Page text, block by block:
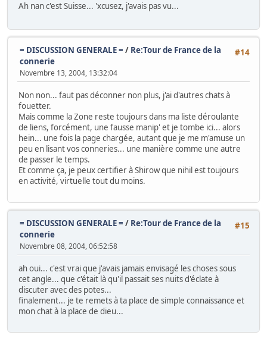
Ah nan c'est Suisse... 'xcusez, j'avais pas vu...
#14
= DISCUSSION GENERALE = / Re:Tour de France de la
connerie
Novembre 13, 2004, 13:32:04
Non non... faut pas déconner non plus, j'ai d'autres chats à
fouetter.
Mais comme la Zone reste toujours dans ma liste déroulante
de liens, forcément, une fausse manip' et je tombe ici... alors
hein... une fois la page chargée, autant que je me m'amuse un
peu en lisant vos conneries... une manière comme une autre
de passer le temps.
Et comme ça, je peux certifier à Shirow que nihil est toujours
en activité, virtuelle tout du moins.
#15
= DISCUSSION GENERALE = / Re:Tour de France de la
connerie
Novembre 08, 2004, 06:52:58
ah oui... c'est vrai que j'avais jamais envisagé les choses sous
cet angle... que c'était là qu'il passait ses nuits d'éclate à
discuter avec des potes...
finalement... je te remets à ta place de simple connaissance et
mon chat à la place de dieu...